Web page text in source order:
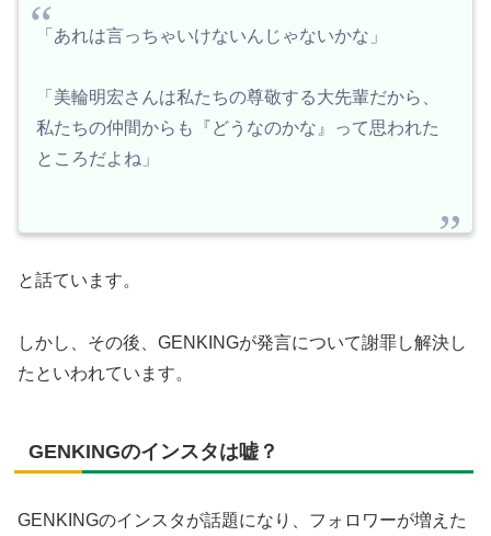
「あれは言っちゃいけないんじゃないかな」
「美輪明宏さんは私たちの尊敬する大先輩だから、
私たちの仲間からも『どうなのかな』って思われた
ところだよね」
と話ています。
しかし、その後、GENKINGが発言について謝罪し解決し
たといわれています。
GENKINGのインスタは嘘？
GENKINGのインスタが話題になり、フォロワーが増えた